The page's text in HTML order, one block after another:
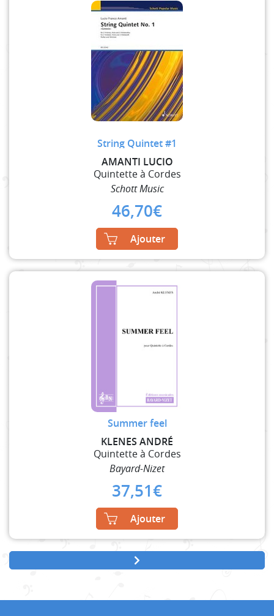
String Quintet #1
AMANTI LUCIO
Quintette à Cordes
Schott Music
46,70€
Ajouter
Summer feel
KLENES ANDRÉ
Quintette à Cordes
Bayard-Nizet
37,51€
Ajouter